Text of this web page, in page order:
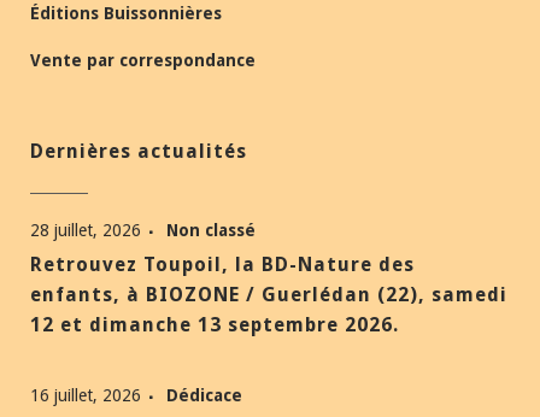
Éditions Buissonnières
Vente par correspondance
Dernières actualités
28 juillet, 2026 Non classé
Retrouvez Toupoil, la BD-Nature des
enfants, à BIOZONE / Guerlédan (22), samedi
12 et dimanche 13 septembre 2026.
16 juillet, 2026 Dédicace